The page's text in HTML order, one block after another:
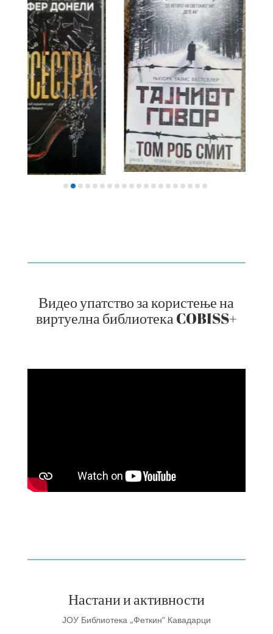
Видео упатство за користење на
виртуелна библиотека COBISS+
Настани и активности
ЈОУ Библиотека „Феткин“ Кавадарци